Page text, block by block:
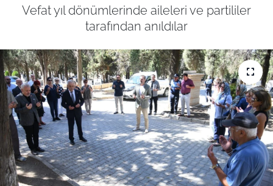
Vefat yıl dönümlerinde aileleri ve partililer
tarafından anıldılar
EKONOMİ
SAĞLIK
EĞİTİM
TARIM VE HAYVANCILIK
KÜLTÜR SANAT